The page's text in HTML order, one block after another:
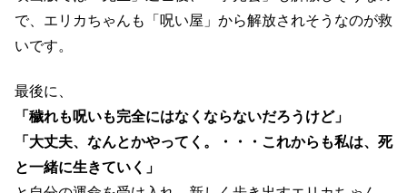
で、エリカちゃんも「呪い屋」から解放されそうなのが救
いです。
最後に、
「穢れも呪いも完全にはなくならないだろうけど」
「大丈夫、なんとかやってく。・・・これからも私は、死
と一緒に生きていく」